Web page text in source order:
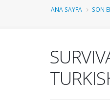
ANA SAYFA SON